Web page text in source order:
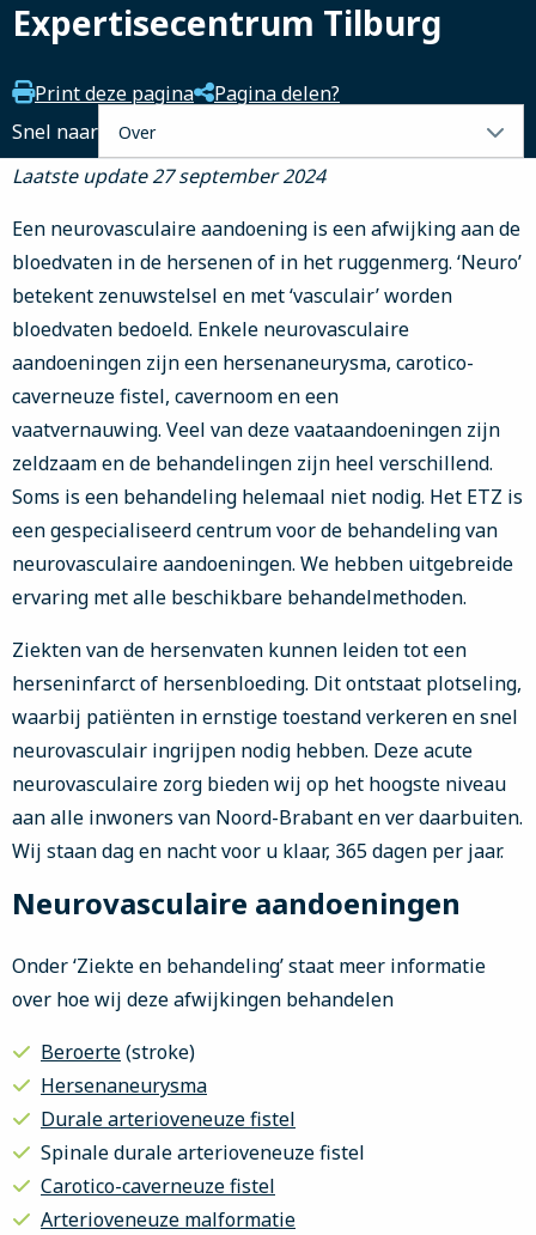
Expertisecentrum Tilburg
Print deze pagina
Pagina delen?
Snel naar
tabblad
Laatste update 27 september 2024
Een neurovasculaire aandoening is een afwijking aan de
bloedvaten in de hersenen of in het ruggenmerg. ‘Neuro’
betekent zenuwstelsel en met ‘vasculair’ worden
bloedvaten bedoeld. Enkele neurovasculaire
aandoeningen zijn een hersenaneurysma, carotico-
caverneuze fistel, cavernoom en een
vaatvernauwing. Veel van deze vaataandoeningen zijn
zeldzaam en de behandelingen zijn heel verschillend.
Soms is een behandeling helemaal niet nodig. Het ETZ is
een gespecialiseerd centrum voor de behandeling van
neurovasculaire aandoeningen. We hebben uitgebreide
ervaring met alle beschikbare behandelmethoden.
Ziekten van de hersenvaten kunnen leiden tot een
herseninfarct of hersenbloeding. Dit ontstaat plotseling,
waarbij patiënten in ernstige toestand verkeren en snel
neurovasculair ingrijpen nodig hebben. Deze acute
neurovasculaire zorg bieden wij op het hoogste niveau
aan alle inwoners van Noord-Brabant en ver daarbuiten.
Wij staan dag en nacht voor u klaar, 365 dagen per jaar.
Neurovasculaire aandoeningen
Onder ‘Ziekte en behandeling’ staat meer informatie
over hoe wij deze afwijkingen behandelen
Beroerte(stroke)
Hersenaneurysma
Durale arterioveneuze fistel
Spinale durale arterioveneuze fistel
Carotico-caverneuze fistel
Arterioveneuze malformatie